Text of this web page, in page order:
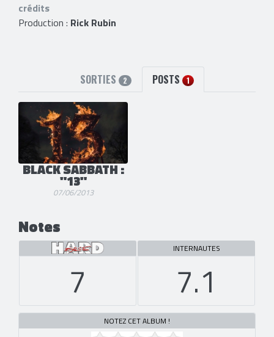
crédits
Production : Rick Rubin
SORTIES 2 POSTS 1
BLACK SABBATH :
"13"
07/06/2013
Notes
7
INTERNAUTES
7.1
NOTEZ CET ALBUM !